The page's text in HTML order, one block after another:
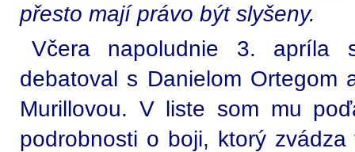
přesto mají právo být slyšeny.
Včera napoludnie 3. apríla
debatoval s Danielom Ortegom
Murillovou. V liste som mu
podrobnosti o boji, ktorý